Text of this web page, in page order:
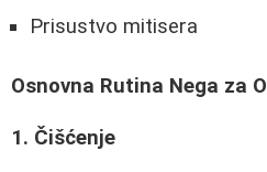
Prisustvo mitisera
Osnovna Rutina Nega za
1. Čišćenje